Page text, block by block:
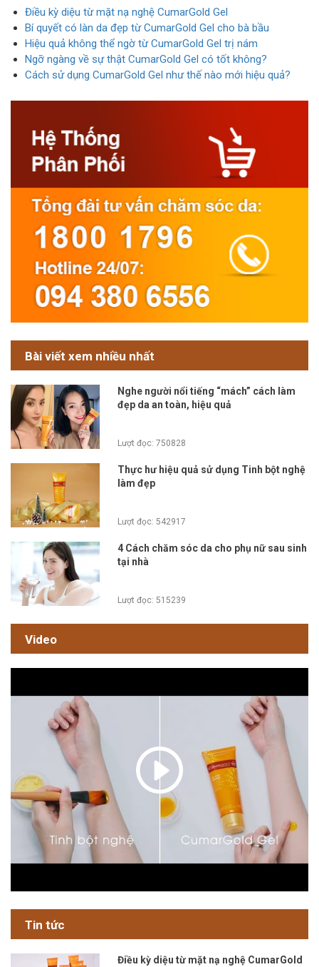
Điều kỳ diệu từ mặt nạ nghệ CumarGold Gel
Bí quyết có làn da đẹp từ CumarGold Gel cho bà bầu
Hiệu quả không thể ngờ từ CumarGold Gel trị nám
Ngỡ ngàng về sự thật CumarGold Gel có tốt không?
Cách sử dụng CumarGold Gel như thế nào mới hiệu quả?
Bài viết xem nhiều nhất
Nghe người nổi tiếng “mách” cách làm
đẹp da an toàn, hiệu quả
Lượt đọc: 750828
Thực hư hiệu quả sử dụng Tinh bột nghệ
làm đẹp
Lượt đọc: 542917
4 Cách chăm sóc da cho phụ nữ sau sinh
tại nhà
Lượt đọc: 515239
Video
Tin tức
Điều kỳ diệu từ mặt nạ nghệ CumarGold